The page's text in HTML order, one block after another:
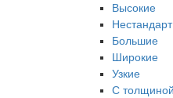
Высокие
Большие
Широкие
Узкие
С